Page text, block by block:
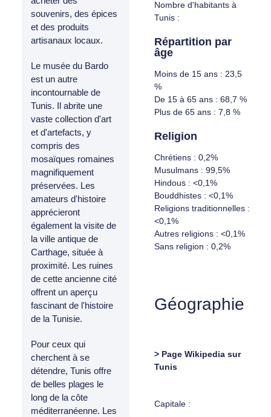
souvenirs, des épices
et des produits
artisanaux locaux.
Le musée du Bardo
est un autre
incontournable de
Tunis. Il abrite une
vaste collection d'art
et d'artefacts, y
compris des
mosaïques romaines
magnifiquement
préservées. Les
amateurs d'histoire
apprécieront
également la visite de
la ville antique de
Carthage, située à
proximité. Les ruines
de cette ancienne cité
offrent un aperçu
fascinant de l'histoire
de la Tunisie.
Pour ceux qui
cherchent à se
détendre, Tunis offre
de belles plages le
long de la côte
méditerranéenne. Les
Nombre d'habitants à
Tunis :
Répartition par
âge
Moins de 15 ans : 23,5
%
De 15 à 65 ans : 68,7 %
Plus de 65 ans : 7,8 %
Religion
Chrétiens : 0,2%
Musulmans : 99,5%
Hindous : <0,1%
Bouddhistes : <0,1%
Religions traditionnelles :
<0,1%
Autres religions : <0,1%
Sans religion : 0,2%
Géographie
> Page Wikipedia sur
Tunis
Capitale :